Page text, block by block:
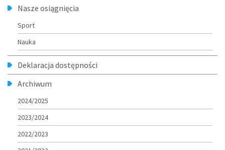
Nasze osiągnięcia
Sport
Nauka
Deklaracja dostępności
Archiwum
2024/2025
2023/2024
2022/2023